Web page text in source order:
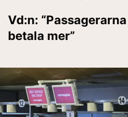
Vd:n:
betala mer”